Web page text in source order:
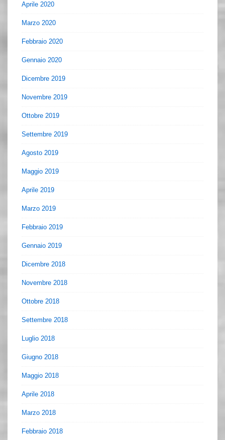
Aprile 2020
Marzo 2020
Febbraio 2020
Gennaio 2020
Dicembre 2019
Novembre 2019
Ottobre 2019
Settembre 2019
Agosto 2019
Maggio 2019
Aprile 2019
Marzo 2019
Febbraio 2019
Gennaio 2019
Dicembre 2018
Novembre 2018
Ottobre 2018
Settembre 2018
Luglio 2018
Giugno 2018
Maggio 2018
Aprile 2018
Marzo 2018
Febbraio 2018